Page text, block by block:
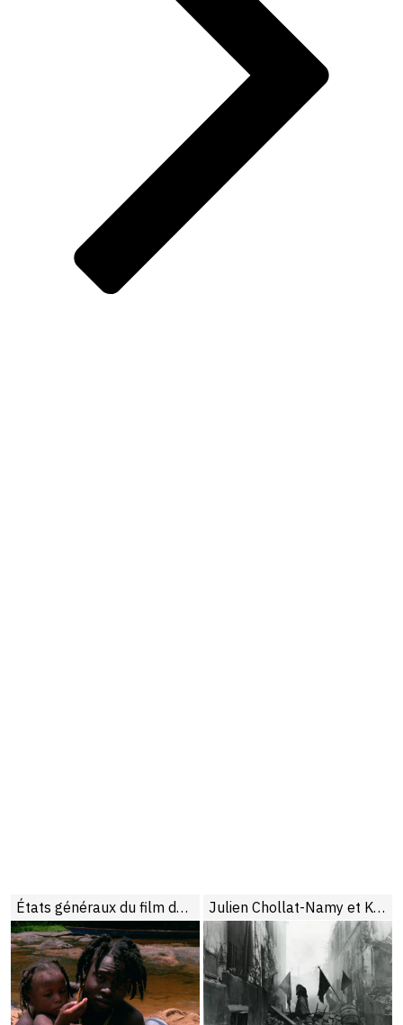
États généraux du film documentaire de Lussas, 24e édition Julien Chollat-Namy et Katharina Bellan